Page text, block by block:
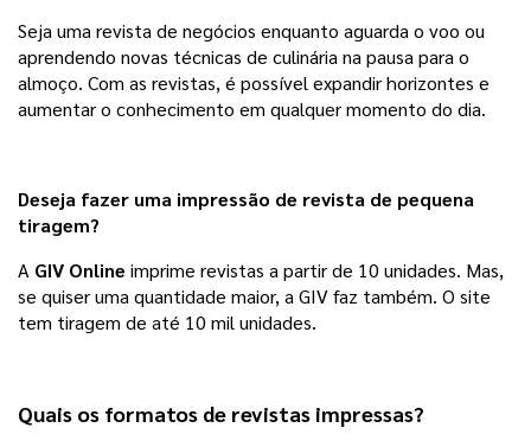
Seja uma revista de negócios enquanto aguarda o voo ou
aprendendo novas técnicas de culinária na pausa para o
almoço. Com as revistas, é possível expandir horizontes e
aumentar o conhecimento em qualquer momento do dia.
Deseja fazer uma impressão de revista de pequena
tiragem?
A GIV Online imprime revistas a partir de 10 unidades. Mas,
se quiser uma quantidade maior, a GIV faz também. O site
tem tiragem de até 10 mil unidades.
Quais os formatos de revistas impressas?